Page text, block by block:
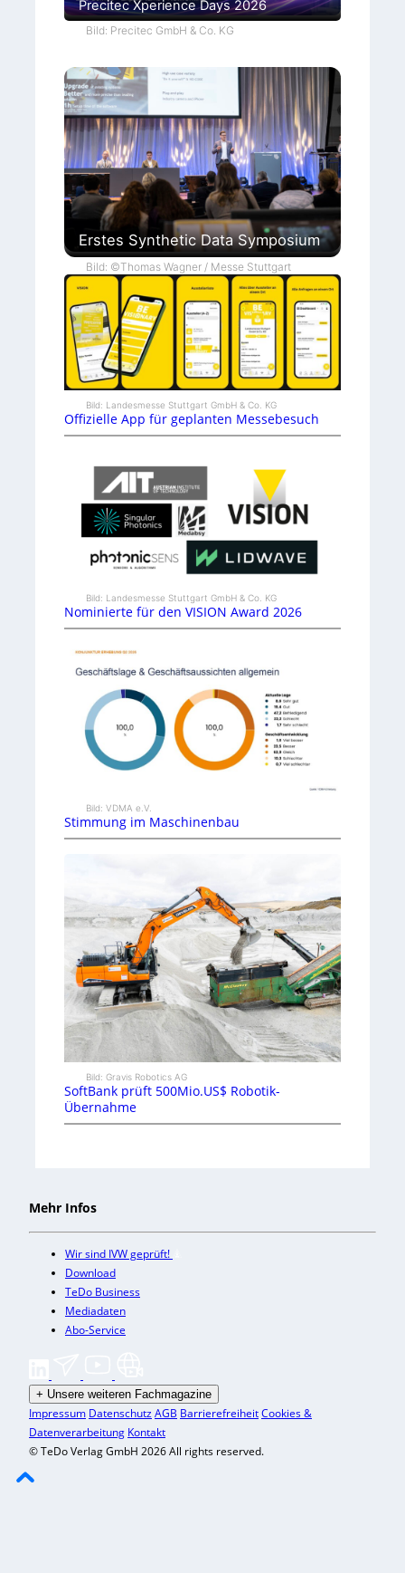
Precitec Xperience Days 2026
Bild: Precitec GmbH & Co. KG
Erstes Synthetic Data Symposium
Bild: ©Thomas Wagner / Messe Stuttgart
Bild: Landesmesse Stuttgart GmbH & Co. KG
Offizielle App für geplanten Messebesuch
Bild: Landesmesse Stuttgart GmbH & Co. KG
Nominierte für den VISION Award 2026
Bild: VDMA e.V.
Stimmung im Maschinenbau
Bild: Gravis Robotics AG
SoftBank prüft 500Mio.US$ Robotik-
Übernahme
Mehr Infos
Wir sind IVW geprüft!
Download
TeDo Business
Mediadaten
Abo-Service
+ Unsere weiteren Fachmagazine
Impressum DatenschutzAGB BarrierefreiheitCookies &
Datenverarbeitung Kontakt
© TeDo Verlag GmbH 2026 All rights reserved.